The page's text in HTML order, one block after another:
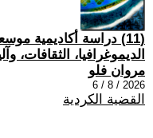
(11) دراسة أكاديمية
الديموغرافيا، الثقافات،
مروان فلو
2026 / 8 / 6
القضية الكردية